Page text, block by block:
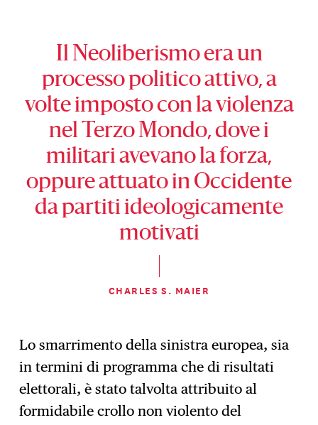
Il Neoliberismo era un
processo politico attivo, a
volte imposto con la violenza
nel Terzo Mondo, dove i
militari avevano la forza,
oppure attuato in Occidente
da partiti ideologicamente
motivati
CHARLES S. MAIER
Lo smarrimento della sinistra europea, sia
in termini di programma che di risultati
elettorali, è stato talvolta attribuito al
formidabile crollo non violento del